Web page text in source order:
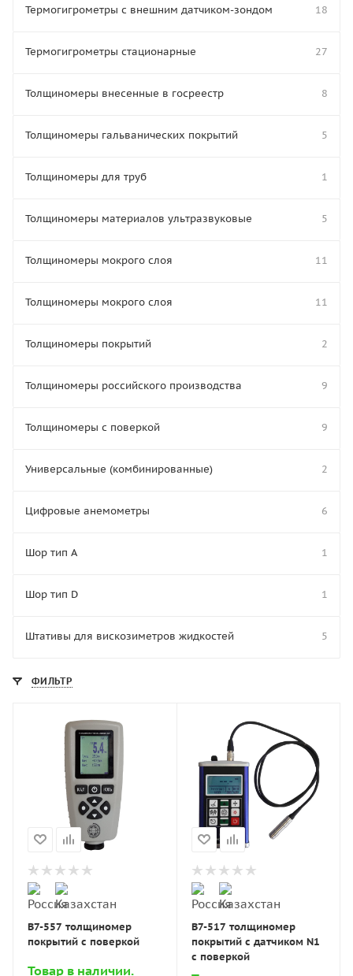
Термогигрометры с внешним датчиком-зондом 18
Термогигрометры стационарные 27
Толщиномеры внесенные в госреестр 8
Толщиномеры гальванических покрытий 5
Толщиномеры для труб 1
Толщиномеры материалов ультразвуковые 5
Толщиномеры мокрого слоя 11
Толщиномеры мокрого слоя 11
Толщиномеры покрытий 2
Толщиномеры российского производства 9
Толщиномеры с поверкой 9
Универсальные (комбинированные) 2
Цифровые анемометры 6
Шор тип A 1
Шор тип D 1
Штативы для вискозиметров жидкостей 5
ФИЛЬТР
В7-557 толщиномер
покрытий с поверкой
Товар в наличии.
В7-517 толщиномер
покрытий с датчиком N1
с поверкой